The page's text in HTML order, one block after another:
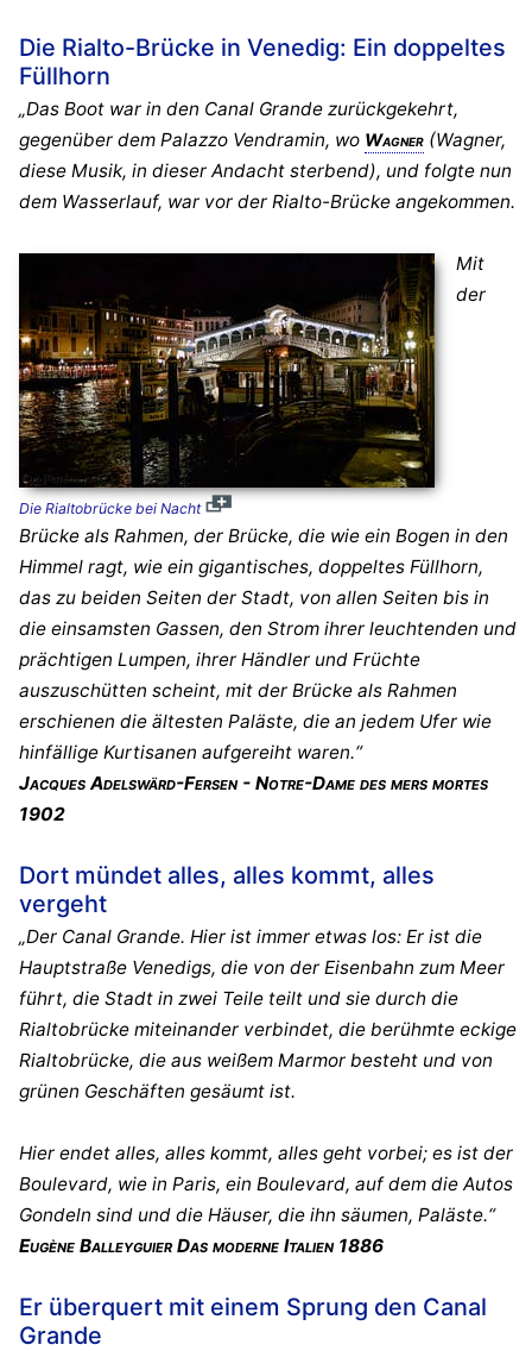
Die Rialto-Brücke in Venedig: Ein doppeltes
Füllhorn
„Das Boot war in den Canal Grande zurückgekehrt,
gegenüber dem Palazzo Vendramin, wo Wagner(Wagner,
diese Musik, in dieser Andacht sterbend), und folgte nun
dem Wasserlauf, war vor der Rialto-Brücke angekommen.
Die Rialtobrücke bei Nacht
Mit
der
Brücke als Rahmen, der Brücke, die wie ein Bogen in den
Himmel ragt, wie ein gigantisches, doppeltes Füllhorn,
das zu beiden Seiten der Stadt, von allen Seiten bis in
die einsamsten Gassen, den Strom ihrer leuchtenden und
prächtigen Lumpen, ihrer Händler und Früchte
auszuschütten scheint, mit der Brücke als Rahmen
erschienen die ältesten Paläste, die an jedem Ufer wie
hinfällige Kurtisanen aufgereiht waren.“
Jacques Adelswärd-Fersen - Notre-Dame des mers mortes
1902
Dort mündet alles, alles kommt, alles
vergeht
„Der Canal Grande. Hier ist immer etwas los: Er ist die
Hauptstraße Venedigs, die von der Eisenbahn zum Meer
führt, die Stadt in zwei Teile teilt und sie durch die
Rialtobrücke miteinander verbindet, die berühmte eckige
Rialtobrücke, die aus weißem Marmor besteht und von
grünen Geschäften gesäumt ist.
Hier endet alles, alles kommt, alles geht vorbei; es ist der
Boulevard, wie in Paris, ein Boulevard, auf dem die Autos
Gondeln sind und die Häuser, die ihn säumen, Paläste.“
Eugène Balleyguier Das moderne Italien 1886
Er überquert mit einem Sprung den Canal
Grande